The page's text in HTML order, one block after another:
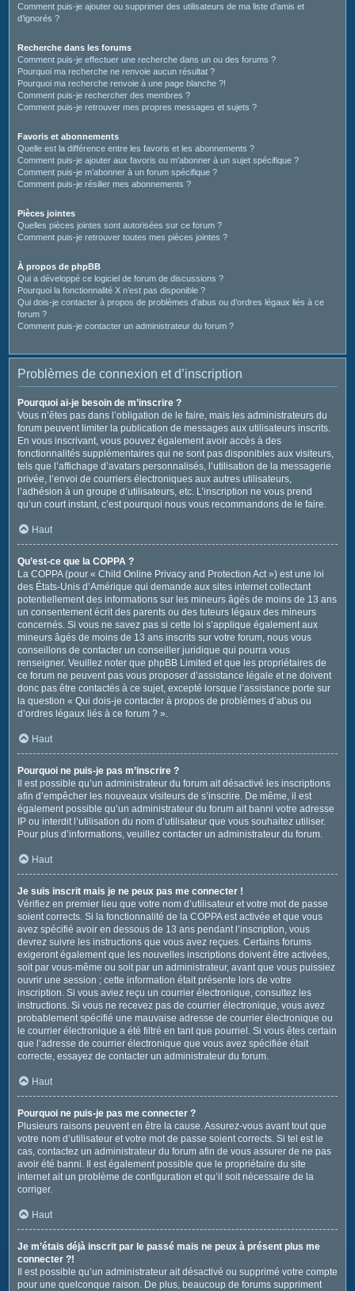
Comment puis-je ajouter ou supprimer des utilisateurs de ma liste d’amis et
d’ignorés ?
Recherche dans les forums
Comment puis-je effectuer une recherche dans un ou des forums ?
Pourquoi ma recherche ne renvoie aucun résultat ?
Pourquoi ma recherche renvoie à une page blanche ?!
Comment puis-je rechercher des membres ?
Comment puis-je retrouver mes propres messages et sujets ?
Favoris et abonnements
Quelle est la différence entre les favoris et les abonnements ?
Comment puis-je ajouter aux favoris ou m’abonner à un sujet spécifique ?
Comment puis-je m’abonner à un forum spécifique ?
Comment puis-je résilier mes abonnements ?
Pièces jointes
Quelles pièces jointes sont autorisées sur ce forum ?
Comment puis-je retrouver toutes mes pièces jointes ?
À propos de phpBB
Qui a développé ce logiciel de forum de discussions ?
Pourquoi la fonctionnalité X n’est pas disponible ?
Qui dois-je contacter à propos de problèmes d’abus ou d’ordres légaux liés à ce
forum ?
Comment puis-je contacter un administrateur du forum ?
Problèmes de connexion et d’inscription
Pourquoi ai-je besoin de m’inscrire ?
Vous n’êtes pas dans l’obligation de le faire, mais les administrateurs du
forum peuvent limiter la publication de messages aux utilisateurs inscrits.
En vous inscrivant, vous pouvez également avoir accès à des
fonctionnalités supplémentaires qui ne sont pas disponibles aux visiteurs,
tels que l’affichage d’avatars personnalisés, l’utilisation de la messagerie
privée, l’envoi de courriers électroniques aux autres utilisateurs,
l’adhésion à un groupe d’utilisateurs, etc. L’inscription ne vous prend
qu’un court instant, c’est pourquoi nous vous recommandons de le faire.
Haut
Qu’est-ce que la COPPA ?
La COPPA (pour « Child Online Privacy and Protection Act ») est une loi
des États-Unis d’Amérique qui demande aux sites internet collectant
potentiellement des informations sur les mineurs âgés de moins de 13 ans
un consentement écrit des parents ou des tuteurs légaux des mineurs
concernés. Si vous ne savez pas si cette loi s’applique également aux
mineurs âgés de moins de 13 ans inscrits sur votre forum, nous vous
conseillons de contacter un conseiller juridique qui pourra vous
renseigner. Veuillez noter que phpBB Limited et que les propriétaires de
ce forum ne peuvent pas vous proposer d’assistance légale et ne doivent
donc pas être contactés à ce sujet, excepté lorsque l’assistance porte sur
la question « Qui dois-je contacter à propos de problèmes d’abus ou
d’ordres légaux liés à ce forum ? ».
Haut
Pourquoi ne puis-je pas m’inscrire ?
Il est possible qu’un administrateur du forum ait désactivé les inscriptions
afin d’empêcher les nouveaux visiteurs de s’inscrire. De même, il est
également possible qu’un administrateur du forum ait banni votre adresse
IP ou interdit l’utilisation du nom d’utilisateur que vous souhaitez utiliser.
Pour plus d’informations, veuillez contacter un administrateur du forum.
Haut
Je suis inscrit mais je ne peux pas me connecter !
Vérifiez en premier lieu que votre nom d’utilisateur et votre mot de passe
soient corrects. Si la fonctionnalité de la COPPA est activée et que vous
avez spécifié avoir en dessous de 13 ans pendant l’inscription, vous
devrez suivre les instructions que vous avez reçues. Certains forums
exigeront également que les nouvelles inscriptions doivent être activées,
soit par vous-même ou soit par un administrateur, avant que vous puissiez
ouvrir une session ; cette information était présente lors de votre
inscription. Si vous aviez reçu un courrier électronique, consultez les
instructions. Si vous ne recevez pas de courrier électronique, vous avez
probablement spécifié une mauvaise adresse de courrier électronique ou
le courrier électronique a été filtré en tant que pourriel. Si vous êtes certain
que l’adresse de courrier électronique que vous avez spécifiée était
correcte, essayez de contacter un administrateur du forum.
Haut
Pourquoi ne puis-je pas me connecter ?
Plusieurs raisons peuvent en être la cause. Assurez-vous avant tout que
votre nom d’utilisateur et votre mot de passe soient corrects. Si tel est le
cas, contactez un administrateur du forum afin de vous assurer de ne pas
avoir été banni. Il est également possible que le propriétaire du site
internet ait un problème de configuration et qu’il soit nécessaire de la
corriger.
Haut
Je m’étais déjà inscrit par le passé mais ne peux à présent plus me
connecter ?!
Il est possible qu’un administrateur ait désactivé ou supprimé votre compte
pour une quelconque raison. De plus, beaucoup de forums suppriment